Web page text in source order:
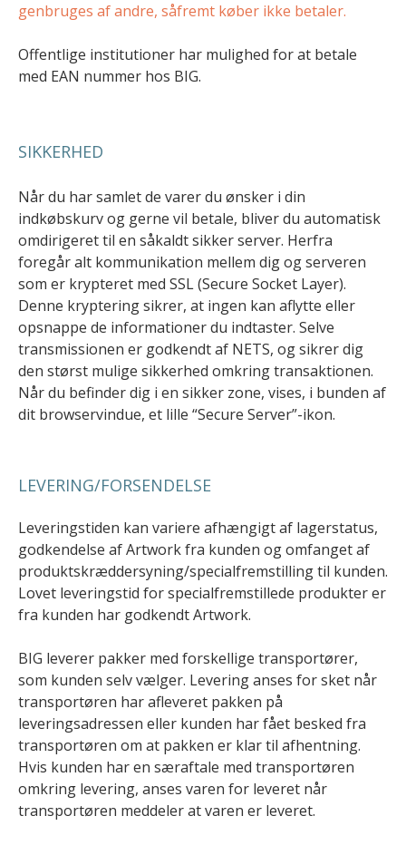
genbruges af andre, såfremt køber ikke betaler.
Offentlige institutioner har mulighed for at betale
med EAN nummer hos BIG.
SIKKERHED
Når du har samlet de varer du ønsker i din
indkøbskurv og gerne vil betale, bliver du automatisk
omdirigeret til en såkaldt sikker server. Herfra
foregår alt kommunikation mellem dig og serveren
som er krypteret med SSL (Secure Socket Layer).
Denne kryptering sikrer, at ingen kan aflytte eller
opsnappe de informationer du indtaster. Selve
transmissionen er godkendt af NETS, og sikrer dig
den størst mulige sikkerhed omkring transaktionen.
Når du befinder dig i en sikker zone, vises, i bunden af
dit browservindue, et lille “Secure Server”-ikon.
LEVERING/FORSENDELSE
Leveringstiden kan variere afhængigt af lagerstatus,
godkendelse af Artwork fra kunden og omfanget af
produktskræddersyning/specialfremstilling til kunden.
Lovet leveringstid for specialfremstillede produkter er
fra kunden har godkendt Artwork.
BIG leverer pakker med forskellige transportører,
som kunden selv vælger. Levering anses for sket når
transportøren har afleveret pakken på
leveringsadressen eller kunden har fået besked fra
transportøren om at pakken er klar til afhentning.
Hvis kunden har en særaftale med transportøren
omkring levering, anses varen for leveret når
transportøren meddeler at varen er leveret.